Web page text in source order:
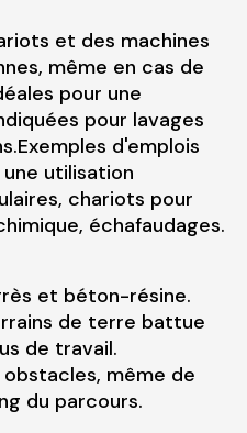
et des machines
même en cas de
pour une
pour lavages
d'emplois
utilisation
chariots pour
échafaudages.
et béton-résine.
de terre battue
de travail.
obstacles, même de
du parcours.